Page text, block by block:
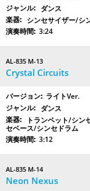
ダンス
シンセサイザー/シ
3:24
AL-835 M-13
Crystal Circuits
ライトVer.
ダンス
トランペット/シ
セベース/シンセドラム
3:12
AL-835 M-14
Neon Nexus